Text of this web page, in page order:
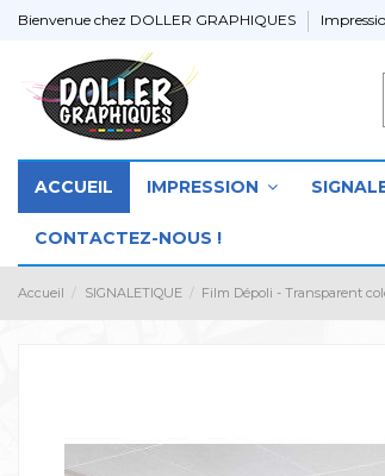
Bienvenue chez DOLLER GRAPHIQUES
ACCUEIL IMPRESSION
CONTACTEZ-NOUS !
Accueil SIGNALETIQUE Film Dépoli - Transparent